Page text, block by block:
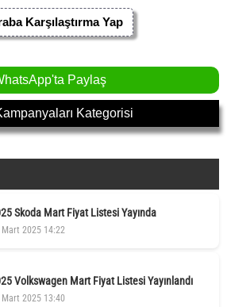
Karşılaştırma Yap
Paylaş
Kategorisi
Skoda Mart Fiyat Listesi Yayında
Mart 2025 14:22
Volkswagen Mart Fiyat Listesi Yayınlandı
Mart 2025 13:40